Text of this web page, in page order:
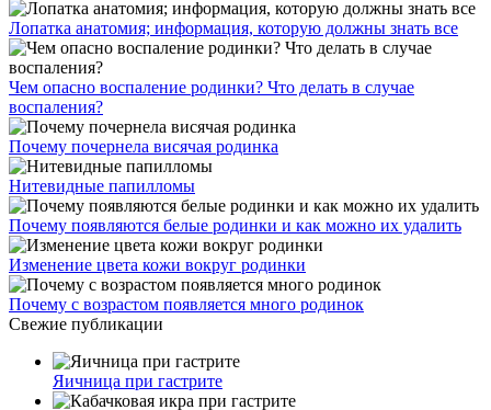
Лопатка анатомия; информация, которую должны знать все
Чем опасно воспаление родинки? Что делать в случае
воспаления?
Почему почернела висячая родинка
Нитевидные папилломы
Почему появляются белые родинки и как можно их удалить
Изменение цвета кожи вокруг родинки
Почему с возрастом появляется много родинок
Свежие публикации
Яичница при гастрите